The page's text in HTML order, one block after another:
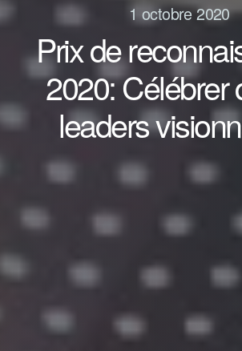
1 octobre 2020
Prix de
2020: Célébrer
leaders